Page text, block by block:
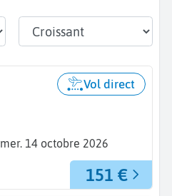
mer. 14 octobre 2026
Vol direct
151 €